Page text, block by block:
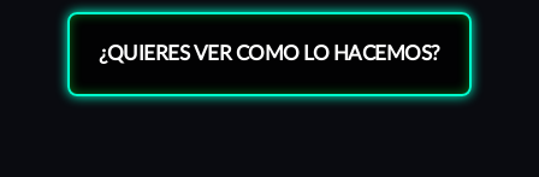
¿QUIERES VER COMO LO HACEMOS?